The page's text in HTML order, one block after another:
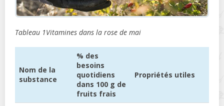
Tableau 1Vitamines dans la rose de mai
Nom de la
substance
% des
besoins
quotidiens
dans 100 g de
fruits frais
Propriétés utiles